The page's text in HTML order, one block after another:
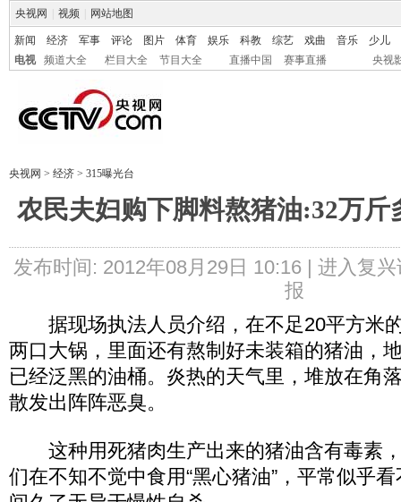
央视网 视频 网站地图
新闻 经济 军事 评论 图片 体育 娱乐 科教 综艺 戏曲 音乐
少儿
电视
频道大全 栏目大全 节目大全 直播中国 赛事直播 央视
央视网 > 经济 > 315曝光台
农民夫妇购下脚料熬猪油:32万斤
发布时间: 2012年08月29日 10:16 | 进入复兴
报
据现场执法人员介绍，在不足20平方米
两口大锅，里面还有熬制好未装箱的猪油，
已经泛黑的油桶。炎热的天气里，堆放在角
散发出阵阵恶臭。
这种用死猪肉生产出来的猪油含有毒素
们在不知不觉中食用“黑心猪油”，平常似乎